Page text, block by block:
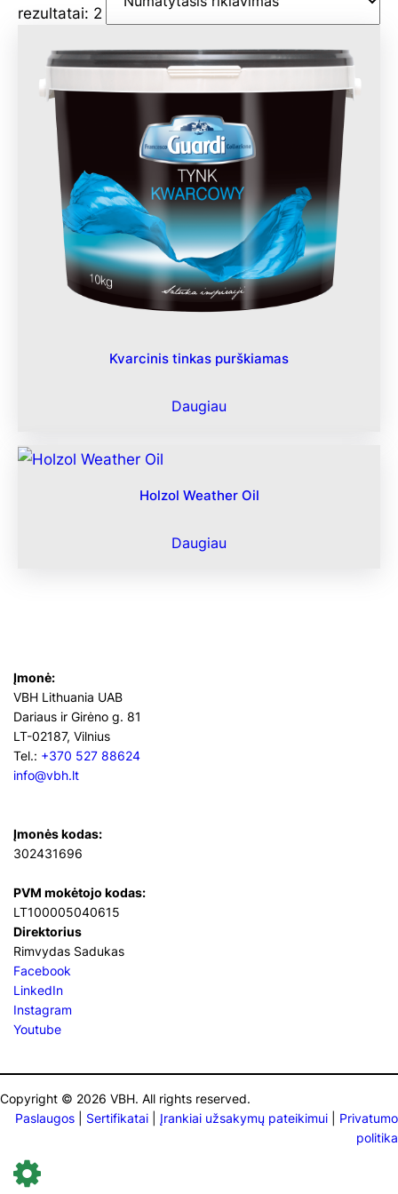
rezultatai: 2
Kvarcinis tinkas purškiamas
Daugiau
Holzol Weather Oil
Daugiau
Įmonė:
VBH Lithuania UAB
Dariaus ir Girėno g. 81
LT-02187, Vilnius
Tel.: +370 527 88624
info@vbh.lt
Įmonės kodas:
302431696
PVM mokėtojo kodas:
LT100005040615
Direktorius
Rimvydas Sadukas
Facebook
LinkedIn
Instagram
Youtube
Copyright © 2026 VBH. All rights reserved.
Paslaugos
Sertifikatai Įrankiai užsakymų pateikimui
Privatumo
politika